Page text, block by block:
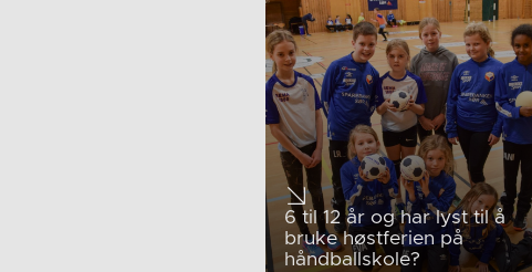
6 til 12 år og har lyst til å
bruke høstferien på
håndballskole?